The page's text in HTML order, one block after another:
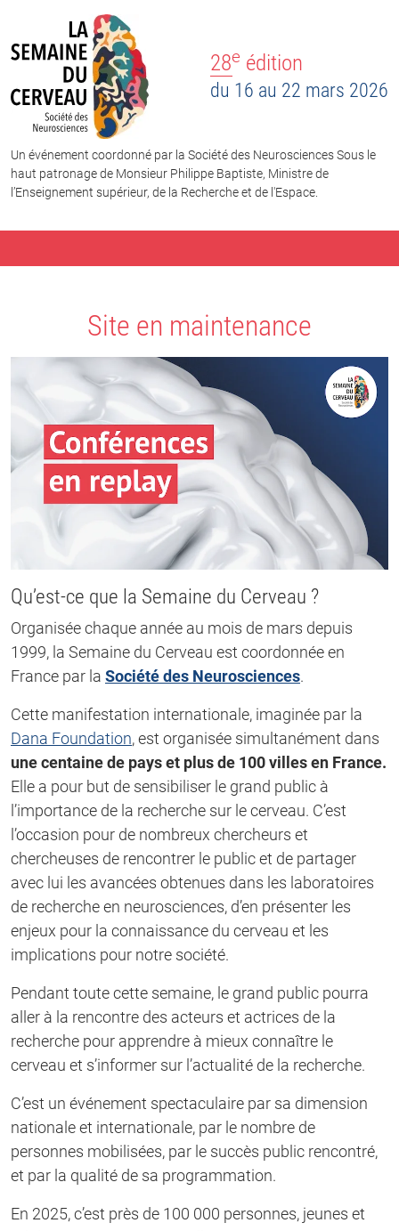
28e édition
du 16 au 22 mars 2026
Un événement coordonné par la Société des Neurosciences Sous le
haut patronage de Monsieur Philippe Baptiste, Ministre de
l’Enseignement supérieur, de la Recherche et de l'Espace.
Site en maintenance
Qu’est-ce que la Semaine du Cerveau ?
Organisée chaque année au mois de mars depuis
1999, la Semaine du Cerveau est coordonnée en
France par la Société des Neurosciences.
Cette manifestation internationale, imaginée par la
Dana Foundation, est organisée simultanément dans
une centaine de pays et plus de 100 villes en France.
Elle a pour but de sensibiliser le grand public à
l’importance de la recherche sur le cerveau. C’est
l’occasion pour de nombreux chercheurs et
chercheuses de rencontrer le public et de partager
avec lui les avancées obtenues dans les laboratoires
de recherche en neurosciences, d’en présenter les
enjeux pour la connaissance du cerveau et les
implications pour notre société.
Pendant toute cette semaine, le grand public pourra
aller à la rencontre des acteurs et actrices de la
recherche pour apprendre à mieux connaître le
cerveau et s’informer sur l’actualité de la recherche.
C’est un événement spectaculaire par sa dimension
nationale et internationale, par le nombre de
personnes mobilisées, par le succès public rencontré,
et par la qualité de sa programmation.
En 2025, c’est près de 100 000 personnes, jeunes et